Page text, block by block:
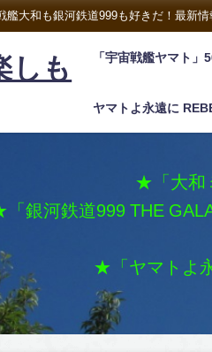
艦大和も銀河鉄道999も好きだ！最新
しも
「宇宙戦艦ヤマト」
ヤマトよ永遠に
★「大和
銀河鉄道999 THE
★「ヤマトよ